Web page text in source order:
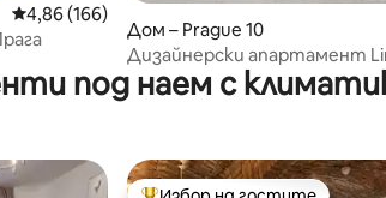
Средна оценка: 4,86 от 5, 166 отзива
4,86 (166)
Дом – Prague 10
Дизайнерски апартамент
5
под наем с